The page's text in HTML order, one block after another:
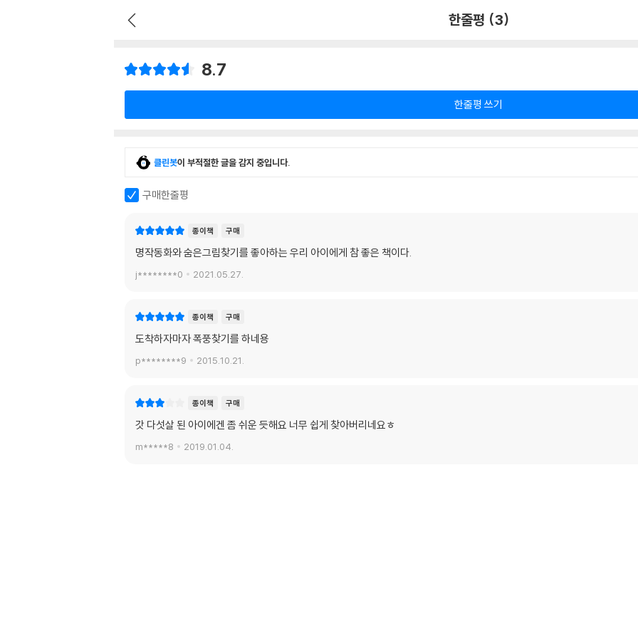
한줄평 (3)
8.7
한줄평 쓰기
클린봇이 부적절한 글을 감지 중입니다.
구매한줄평
종이책 구매
명작동화와 숨은그림찾기를 좋아하는 우리 아이에게 참 좋은 책이다.
j********0 2021.05.27.
종이책 구매
도착하자마자 폭풍찾기를 하네용
p********9 2015.10.21.
종이책 구매
갓 다섯살 된 아이에겐 좀 쉬운 듯해요 너무 쉽게 찾아버리네요ㅎ
m*****8 2019.01.04.